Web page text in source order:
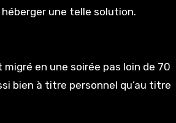
héberger une telle solution.
en une soirée pas loin de 70
bien à titre personnel qu’au titre